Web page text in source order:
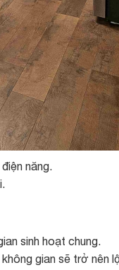
năng.
sinh hoạt chung.
gian sẽ trở nên